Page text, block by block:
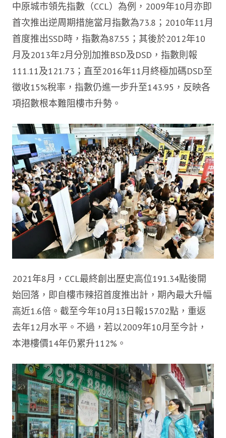
中原城市領先指數（CCL）為例，2009年10月亦即
首次推出逆周期措施當月指數為73.8；2010年11月
首度推出SSD時，指數為87.55；其後於2012年10
月及2013年2月分別加推BSD及DSD，指數則報
111.11及121.73；直至2016年11月終極加碼DSD至
徵收15%稅率，指數仍進一步升至143.95，反映各
項招數根本難阻樓市升勢。
2021年8月，CCL最終創出歷史高位191.34點後開
始回落，即自樓市辣招首度推出計，期內最大升幅
高近1.6倍。截至今年10月13日報157.02點，重返
去年12月水平。不過，若以2009年10月至今計，
本港樓價14年仍累升112%。